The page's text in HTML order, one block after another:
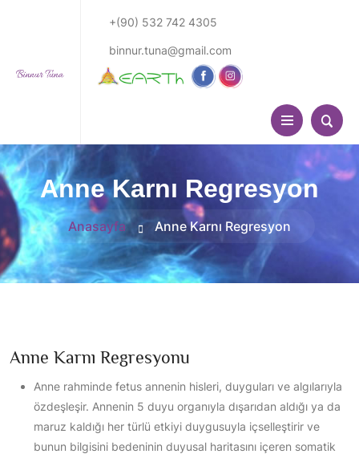
+(90) 532 742 4305
binnur.tuna@gmail.com
Anne Karnı Regresyon
Anasayfa Anne Karnı Regresyon
Anne Karnı Regresyonu
Anne rahminde fetus annenin hisleri, duyguları ve algılarıyla
özdeşleşir. Annenin 5 duyu organıyla dışarıdan aldığı ya da
maruz kaldığı her türlü etkiyi duygusuyla içselleştirir ve
bunun bilgisini bedeninin duyusal haritasını içeren somatik